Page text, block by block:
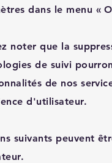
dans le menu «
noter que la
de suivi
de nos
d'utilisateur.
suivants peuvent